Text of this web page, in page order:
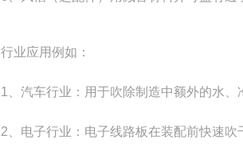
行业应用例如：
1、汽车行业：用于吹除制造中额外的水、
2、电子行业：电子线路板在装配前快速吹